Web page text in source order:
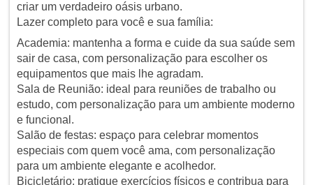
criar um verdadeiro oásis urbano.
Lazer completo para você e sua família:
Academia: mantenha a forma e cuide da sua saúde sem
sair de casa, com personalização para escolher os
equipamentos que mais lhe agradam.
Sala de Reunião: ideal para reuniões de trabalho ou
estudo, com personalização para um ambiente moderno
e funcional.
Salão de festas: espaço para celebrar momentos
especiais com quem você ama, com personalização
para um ambiente elegante e acolhedor.
Bicicletário: pratique exercícios físicos e contribua para